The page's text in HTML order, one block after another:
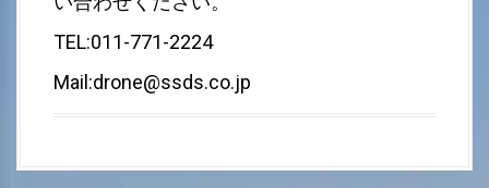
TEL:011-771-2224
Mail:drone@ssds.co.jp